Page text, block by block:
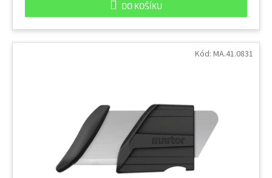
DO KOŠÍKU
Kód: MA.41.0831